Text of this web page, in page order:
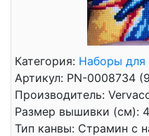
Категория: Наборы для
Артикул: PN-0008734
Производитель:
Размер вышивки (см):
Тип канвы: Страмин с